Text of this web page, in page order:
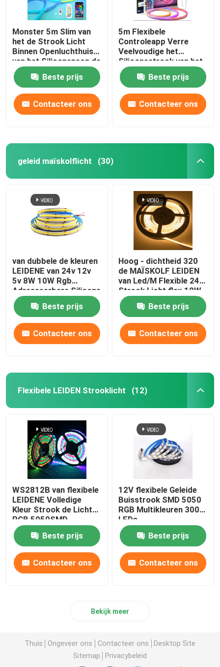
Monster 5m Slim van
het de Strook Licht
Binnen Openluchthuis
van het Siliconeneon de
Bardecor 12V
Beste prijs
Contacteer ons
5m Flexibele
Controleapp Verre
Veelvoudige het
Siliconestrook van het
Wijzen RGB Neon
Beste prijs
Contacteer ons
geleid maïskolflicht (30)
van dubbele de kleuren
LEIDENE van 24v 12v
5v 8W 10W Rgb
Adresseerbare Silicone
MAÏSKOLF het Lichte
Rgbcw RgbwBeste prijs
Contacteer ons
Hoog - dichtheid 320
de MAÏSKOLF LEIDEN
van Led/M Flexible 24V
Strook Licht flex 10W
warm wit
Beste prijs
Contacteer ons
Flexibele LEIDEN Strooklicht (12)
WS2812B van flexibele
LEIDENE Volledige
Kleur Strook de Lichte
RGB 5050SMD
Individuele
Adresseerbare 16.4FT
60Pixels/M 300Pixels
Zwarte PCB
Beste prijs
Contacteer ons
12V flexibele Geleide
Buisstrook SMD 5050
RGB Multikleuren 300
LEDs
Beste prijs
Contacteer ons
Bekijk meer
Thuis Ongeveer ons Contacteer ons
Desktop Site
Sitemap
Privacybeleid